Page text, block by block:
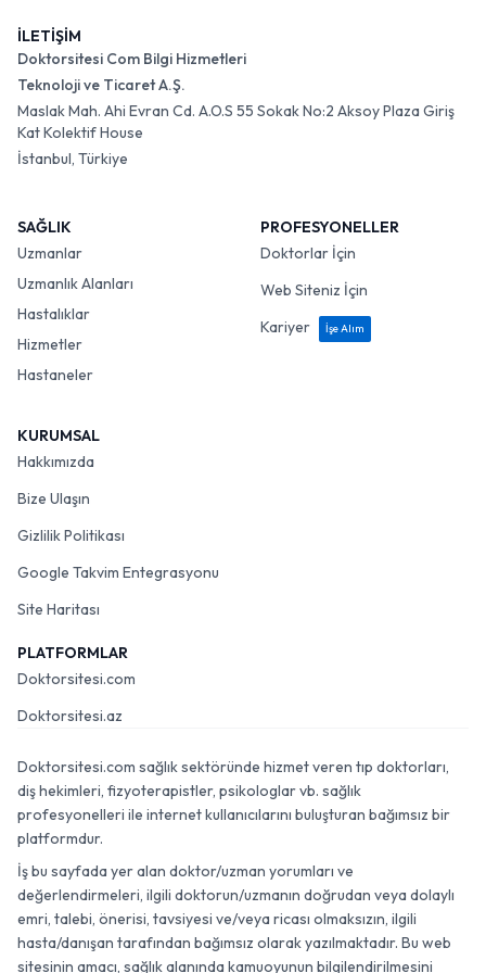
İLETİŞİM
Doktorsitesi Com Bilgi Hizmetleri
Teknoloji ve Ticaret A.Ş.
Maslak Mah. Ahi Evran Cd. A.O.S 55 Sokak No:2 Aksoy Plaza Giriş
Kat Kolektif House
İstanbul, Türkiye
SAĞLIK
Uzmanlar
Uzmanlık Alanları
Hastalıklar
Hizmetler
Hastaneler
PROFESYONELLER
Doktorlar İçin
Web Siteniz İçin
Kariyer
İşe Alım
KURUMSAL
Hakkımızda
Bize Ulaşın
Gizlilik Politikası
Google Takvim Entegrasyonu
Site Haritası
PLATFORMLAR
Doktorsitesi.com
Doktorsitesi.az
Doktorsitesi.com sağlık sektöründe hizmet veren tıp doktorları,
diş hekimleri, fizyoterapistler, psikologlar vb. sağlık
profesyonelleri ile internet kullanıcılarını buluşturan bağımsız bir
platformdur.
İş bu sayfada yer alan doktor/uzman yorumları ve
değerlendirmeleri, ilgili doktorun/uzmanın doğrudan veya dolaylı
emri, talebi, önerisi, tavsiyesi ve/veya ricası olmaksızın, ilgili
hasta/danışan tarafından bağımsız olarak yazılmaktadır. Bu web
sitesinin amacı, sağlık alanında kamuoyunun bilgilendirilmesini